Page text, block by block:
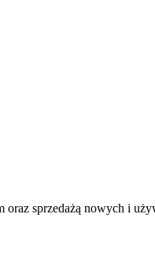
sprzedażą nowych i